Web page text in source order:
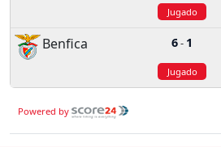
Jugado
Benfica 6- 1
Jugado
Powered by